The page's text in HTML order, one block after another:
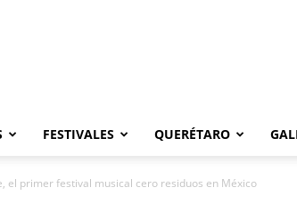
FESTIVALES QUERÉTARO
el primer festival musical cero residuos en México